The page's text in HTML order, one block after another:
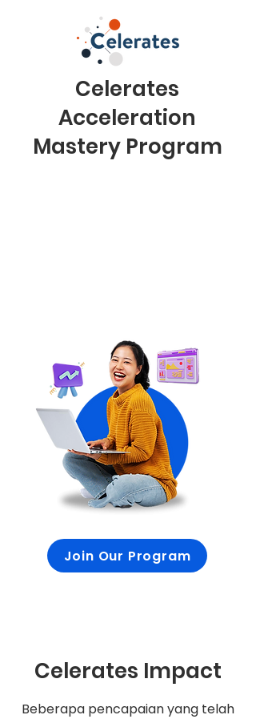
Celerates
Acceleration
Mastery Program
Join Our Program
Celerates Impact
Beberapa pencapaian yang telah